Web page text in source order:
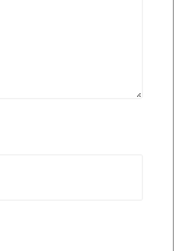
う猫の画像